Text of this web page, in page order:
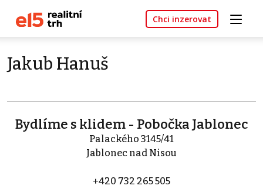
Chci inzerovat
Jakub Hanuš
Bydlíme s klidem - Pobočka Jablonec
Palackého 3145/41
Jablonec nad Nisou
+420 732 265 505